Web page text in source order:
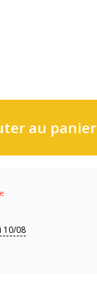
au panier
10/08